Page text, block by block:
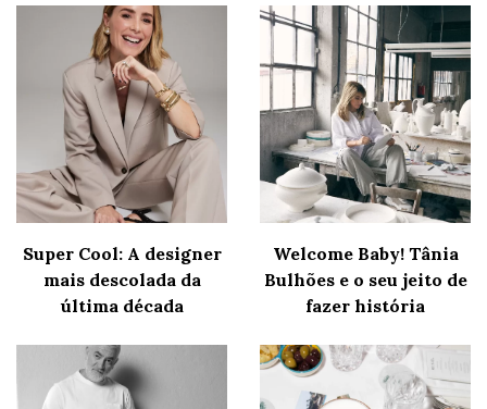
Super Cool: A designer
mais descolada da
última década
Welcome Baby! Tânia
Bulhões e o seu jeito de
fazer história